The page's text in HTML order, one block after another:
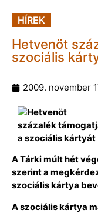
HÍREK
Hetvenöt
szociális
2009. november
A Tárki múlt hét
szerint a
szociális kártya
A szociális kártya